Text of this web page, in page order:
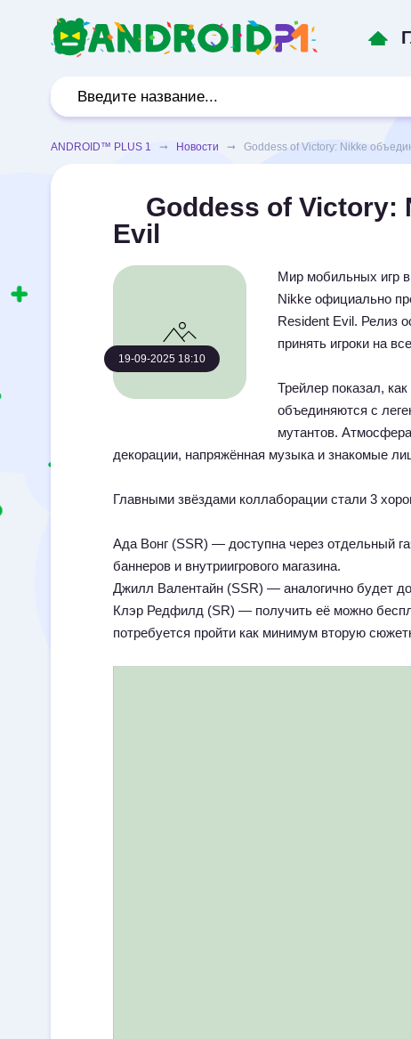
ANDROID™ PLUS 1 ➞ Новости ➞ Goddess of Victory: Nikke
Goddess of Victory:
Evil
19-09-2025 18:10
Мир мобильных игр
Nikke официально
Resident Evil. Релиз
принять игроки на
Трейлер показал,
объединяются с
мутантов.
декорации, напряжённая музыка и знакомые
Главными звёздами коллаборации стали 3
Ада Вонг (SSR) — доступна через отдельный
баннеров и внутриигрового магазина.
Джилл Валентайн (SSR) — аналогично будет
Клэр Редфилд (SR) — получить её можно
потребуется пройти как минимум вторую